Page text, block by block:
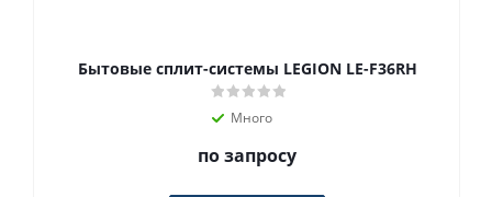
Бытовые сплит-системы LEGION LE-F36RH
Много
по запросу